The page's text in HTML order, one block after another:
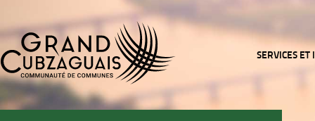
contenu
de
la
page
de
page
SERVICES